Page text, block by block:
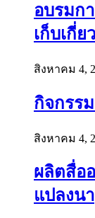
อบรมก
เก็บเกี่ย
สิงหาคม 4,
กิจกรร
สิงหาคม 4,
ผลิตสื่อ
แปลงนา